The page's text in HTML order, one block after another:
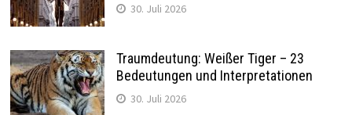
30. Juli 2026
Traumdeutung: Weißer Tiger – 23
Bedeutungen und Interpretationen
30. Juli 2026